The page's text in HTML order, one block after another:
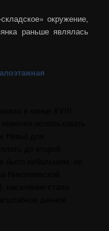
окружение,
раньше являлась